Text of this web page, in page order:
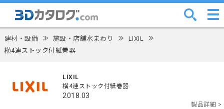
建材・設備 ≫ 施設・店舗水まわり ≫ LIXIL ≫
横4連ストック付紙巻器
LIXIL
横4連ストック付紙巻器
2018.03
製品詳細 >